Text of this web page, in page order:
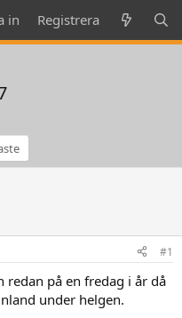
in Registrera
#1
redan på en fredag i år då
under helgen.